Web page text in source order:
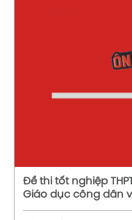
Đề thi tốt nghiệp
Giáo dục công dân